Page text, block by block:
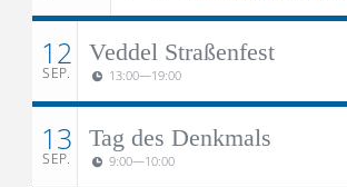
12
SEP.
Veddel Straßenfest
13:00—19:00
13
SEP.
Tag des Denkmals
9:00—10:00